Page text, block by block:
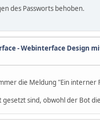
des Passworts behoben.
- Webinterface Design
die Meldung "Ein
sind, obwohl der Bot